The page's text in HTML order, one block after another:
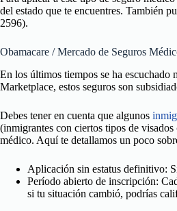
del estado que te encuentres. También
2596).
Obamacare / Mercado de Seguros
En los últimos tiempos se ha escuchado
Marketplace, estos seguros son
Debes tener en cuenta que algunos
(inmigrantes con ciertos tipos de
médico. Aquí te detallamos un poco
Aplicación sin estatus definitivo:
Período abierto de inscripción:
si tu situación cambió, podrías